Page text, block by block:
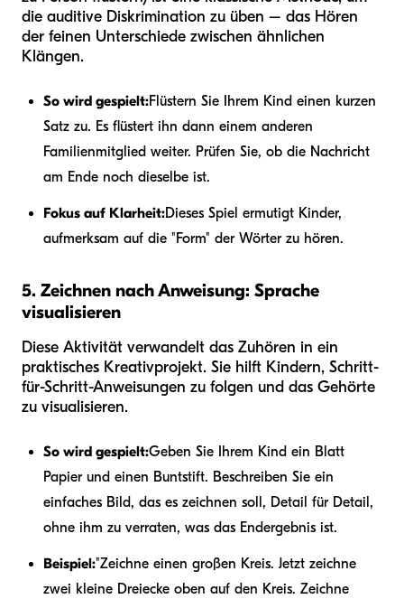
die auditive Diskrimination zu üben – das Hören
der feinen Unterschiede zwischen ähnlichen
Klängen.
So wird gespielt:Flüstern Sie Ihrem Kind einen kurzen
Satz zu. Es flüstert ihn dann einem anderen
Familienmitglied weiter. Prüfen Sie, ob die Nachricht
am Ende noch dieselbe ist.
Fokus auf Klarheit:Dieses Spiel ermutigt Kinder,
aufmerksam auf die "Form" der Wörter zu hören.
5. Zeichnen nach Anweisung: Sprache
visualisieren
Diese Aktivität verwandelt das Zuhören in ein
praktisches Kreativprojekt. Sie hilft Kindern, Schritt-
für-Schritt-Anweisungen zu folgen und das Gehörte
zu visualisieren.
So wird gespielt:Geben Sie Ihrem Kind ein Blatt
Papier und einen Buntstift. Beschreiben Sie ein
einfaches Bild, das es zeichnen soll, Detail für Detail,
ohne ihm zu verraten, was das Endergebnis ist.
Beispiel:"Zeichne einen großen Kreis. Jetzt zeichne
zwei kleine Dreiecke oben auf den Kreis. Zeichne